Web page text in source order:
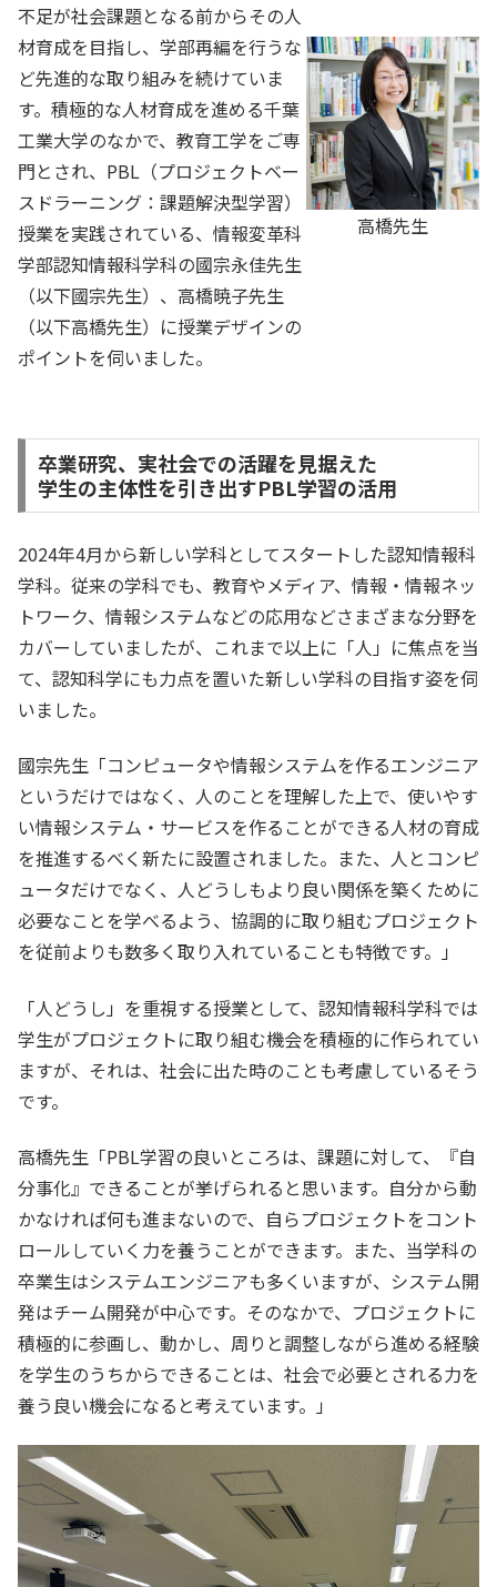
不足が社会課題となる前からその人
材育成を目指し、学部再編を行うな
ど先進的な取り組みを続けていま
す。積極的な人材育成を進める千葉
工業大学のなかで、教育工学をご専
門とされ、PBL（プロジェクトベー
スドラーニング：課題解決型学習）
授業を実践されている、情報変革科
学部認知情報科学科の國宗永佳先生
（以下國宗先生）、高橋暁子先生
（以下高橋先生）に授業デザインの
ポイントを伺いました。
高橋先生
卒業研究、実社会での活躍を見据えた
学生の主体性を引き出すPBL学習の活用
2024年4月から新しい学科としてスタートした認知情報科
学科。従来の学科でも、教育やメディア、情報・情報ネッ
トワーク、情報システムなどの応用などさまざまな分野を
カバーしていましたが、これまで以上に「人」に焦点を当
て、認知科学にも力点を置いた新しい学科の目指す姿を伺
いました。
國宗先生「コンピュータや情報システムを作るエンジニア
というだけではなく、人のことを理解した上で、使いやす
い情報システム・サービスを作ることができる人材の育成
を推進するべく新たに設置されました。また、人とコンピ
ュータだけでなく、人どうしもより良い関係を築くために
必要なことを学べるよう、協調的に取り組むプロジェクト
を従前よりも数多く取り入れていることも特徴です。」
「人どうし」を重視する授業として、認知情報科学科では
学生がプロジェクトに取り組む機会を積極的に作られてい
ますが、それは、社会に出た時のことも考慮しているそう
です。
高橋先生「PBL学習の良いところは、課題に対して、『自
分事化』できることが挙げられると思います。自分から動
かなければ何も進まないので、自らプロジェクトをコント
ロールしていく力を養うことができます。また、当学科の
卒業生はシステムエンジニアも多くいますが、システム開
発はチーム開発が中心です。そのなかで、プロジェクトに
積極的に参画し、動かし、周りと調整しながら進める経験
を学生のうちからできることは、社会で必要とされる力を
養う良い機会になると考えています。」